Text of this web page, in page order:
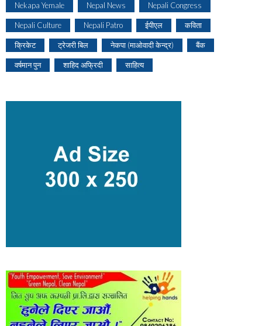
Nekapa Yemale Nepal News Nepali Congress
Nepali Culture Nepali Patro ईपीएल कविता
क्रिकेट ट्रेजरी बिल नेकपा (माओवादी केन्द्र) बैंक
वर्षमान पुन शाहिद अफ्रिदी साहित्य